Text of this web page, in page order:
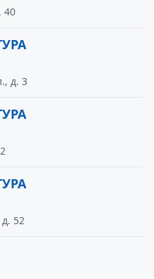
40
д. 3
52